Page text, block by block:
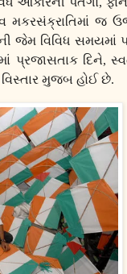
મકરસંક્રાતિમાં
જેમ વિવિધ સમયમાં
પ્રજાસતાક દિને,
વિસ્તાર મુજબ હોઈ છે.